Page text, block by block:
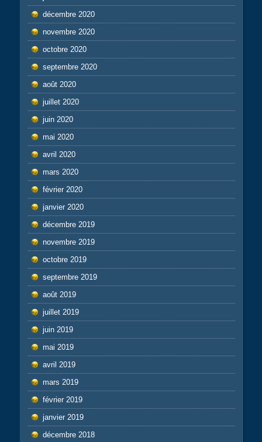
décembre 2020
novembre 2020
octobre 2020
septembre 2020
août 2020
juillet 2020
juin 2020
mai 2020
avril 2020
mars 2020
février 2020
janvier 2020
décembre 2019
novembre 2019
octobre 2019
septembre 2019
août 2019
juillet 2019
juin 2019
mai 2019
avril 2019
mars 2019
février 2019
janvier 2019
décembre 2018